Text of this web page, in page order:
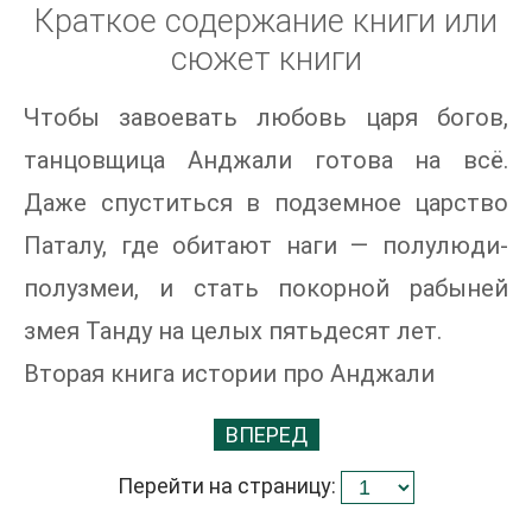
Краткое содержание книги или
сюжет книги
Чтобы завоевать любовь царя богов,
танцовщица Анджали готова на всё.
Даже спуститься в подземное царство
Паталу, где обитают наги — полулюди-
полузмеи, и стать покорной рабыней
змея Танду на целых пятьдесят лет.
Вторая книга истории про Анджали
ВПЕРЕД
Перейти на страницу: